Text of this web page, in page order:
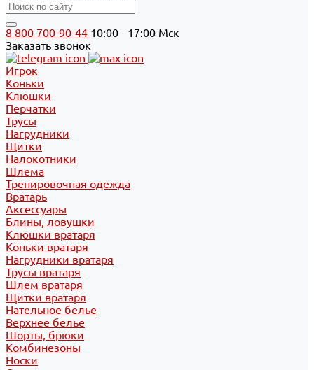
8 800 700-90-44 10:00 - 17:00 Мск
Заказать звонок
Игрок
Коньки
Клюшки
Перчатки
Трусы
Нагрудники
Щитки
Налокотники
Шлема
Тренировочная одежда
Вратарь
Аксессуары
Блины, ловушки
Клюшки вратаря
Коньки вратаря
Нагрудники вратаря
Трусы вратаря
Шлем вратаря
Щитки вратаря
Нательное белье
Верхнее белье
Шорты, брюки
Комбинезоны
Носки